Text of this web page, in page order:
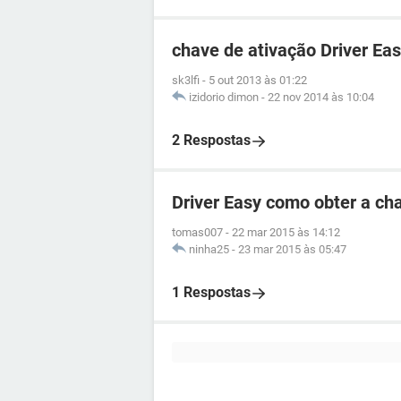
chave de ativação Driver
sk3lfi - 5 out 2013 às 01:22
izidorio dimon - 22 nov 2014 às 10:04
2 Respostas
Driver Easy como obter a
tomas007 - 22 mar 2015 às 14:12
ninha25 - 23 mar 2015 às 05:47
1 Respostas